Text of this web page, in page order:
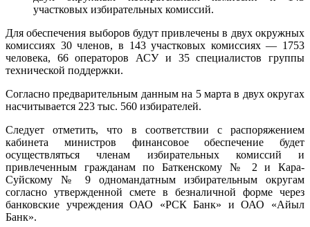
участковых избирательных комиссий.
Для обеспечения выборов будут привлечены в двух окружных
комиссиях 30 членов, в 143 участковых комиссиях — 1753
человека, 66 операторов АСУ и 35 специалистов группы
технической поддержки.
Согласно предварительным данным на 5 марта в двух округах
насчитывается 223 тыс. 560 избирателей.
Следует отметить, что в соответствии с распоряжением
кабинета министров финансовое обеспечение будет
осуществляться членам избирательных комиссий и
привлеченным гражданам по Баткенскому № 2 и Кара-
Суйскому № 9 одномандатным избирательным округам
согласно утвержденной смете в безналичной форме через
банковские учреждения ОАО «РСК Банк» и ОАО «Айыл
Банк».